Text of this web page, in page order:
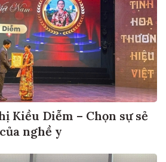
Kiều Diễm – Chọn sự sẻ
nghề y